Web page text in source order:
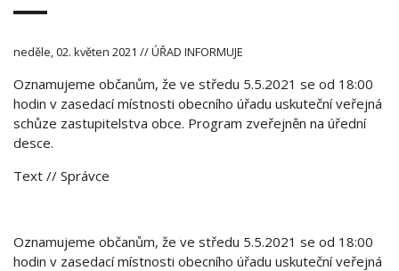
neděle, 02. květen 2021 // ÚŘAD INFORMUJE
Oznamujeme občanům, že ve středu 5.5.2021 se od 18:00
hodin v zasedací místnosti obecního úřadu uskuteční veřejná
schůze zastupitelstva obce. Program zveřejněn na úřední
desce.
Text // Správce
Oznamujeme občanům, že ve středu 5.5.2021 se od 18:00
hodin v zasedací místnosti obecního úřadu uskuteční veřejná